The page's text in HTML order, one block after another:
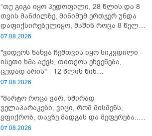
“თუ გიგა იყო პედოფილი, 28 წლის და 8
თვის მანძილზე, მინიმუმ ერთჯერ უნდა
დაფიქსირებულიყო, მაშინ როცა 8 წელი
ამზადებდა მოსწავლეებს! - იპოვონ ერთი
ავიწროებდა” - ეკა კუპატაძე
07.08.2026
"ვიდეოს ნახვა ჩემთვის იყო სიკვდილი -
ისეთი ხმა აქვს, თითქოს ეხვეწება,
ცუდად არის" - 12 წლის წინ
გაუჩინარებული ბიჭის დედა
კომენტარს აკეთებს
07.08.2026
"მარტო როცა ვარ, ხშირად
ველაპარაკები, ვიცი, რომ მისმენს,
ვფიქრობ, თავზე მადგას და მეფერება...“
- გიორგი კეკელიძე გმირი ანწუხელიძის
07.08.2026